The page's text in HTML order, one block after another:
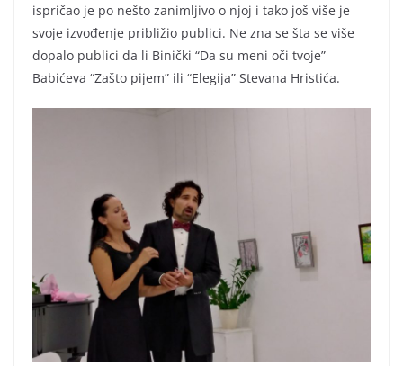
ispričao je po nešto zanimljivo o njoj i tako još više je
svoje izvođenje približio publici. Ne zna se šta se više
dopalo publici da li Binički “Da su meni oči tvoje”
Babićeva “Zašto pijem” ili “Elegija” Stevana Hristića.